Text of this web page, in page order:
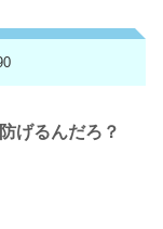
げるんだろ？